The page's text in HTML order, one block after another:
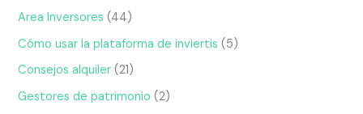
Area Inversores (44)
Cómo usar la plataforma de inviertis (5)
Consejos alquiler (21)
Gestores de patrimonio (2)